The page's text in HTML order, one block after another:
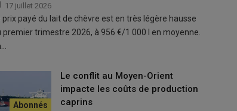
aliments fermentés à travers du kombucha ou du
sont desproduits fermentésavec une trèsgrande
Rios de VetAgroSup lors de l'assemblée
être source de métabolites naturels bioactifs
mixte de recherche Fromage
ont lyophilisé du
lait cru
et en ont donné à des colonies de
17 juillet 2026
prix payé du lait de chèvre est en très légère hausse
premier trimestre 2026, à 956 €/1 000 l en moyenne.
Le conflit au Moyen-Orient
impacte les coûts de production
caprins